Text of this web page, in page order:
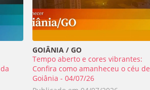
GOIÂNIA / GO
Tempo aberto e cores vibrantes:
Confira como amanheceu o céu de
Goiânia - 04/07/26